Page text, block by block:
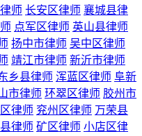
师 长安区律师 襄城县律
点军区律师 英山县律师
扬中市律师 吴中区律师
靖江市律师 新沂市律师
乡县律师 浑蓝区律师 阜新
市律师 环翠区律师 胶州市
律师 兖州区律师 万荣县
律师 矿区律师 小店区律